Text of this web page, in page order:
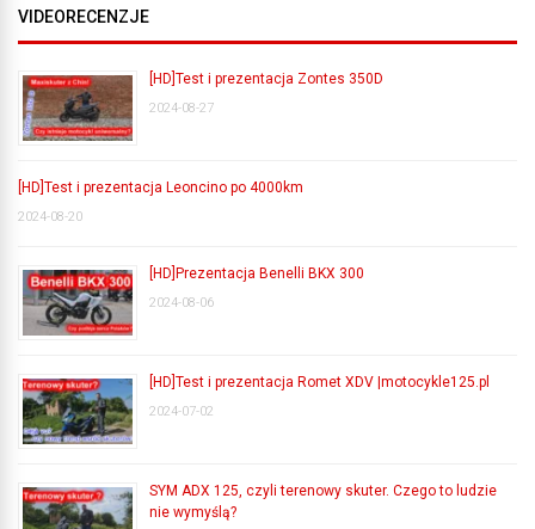
VIDEORECENZJE
[HD]Test i prezentacja Zontes 350D
2024-08-27
[HD]Test i prezentacja Leoncino po 4000km
2024-08-20
[HD]Prezentacja Benelli BKX 300
2024-08-06
[HD]Test i prezentacja Romet XDV |motocykle125.pl
2024-07-02
SYM ADX 125, czyli terenowy skuter. Czego to ludzie
nie wymyślą?